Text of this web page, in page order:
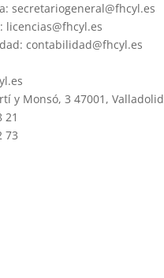
secretariogeneral@fhcyl.es
licencias@fhcyl.es
contabilidad@fhcyl.es
y Monsó, 3 47001, Valladolid
21
73